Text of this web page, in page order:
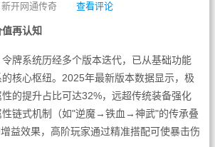
新开网通传奇 查看评论
再认知
牌系统历经多个版本迭代，已从基础功能
核心枢纽。2025年最新版本数据显示，极
的提升占比可达32%，远超传统装备强化
性链式机制（如"逆魔→铁血→神武"的传承叠
益效果，高阶玩家通过精准搭配可使暴击伤